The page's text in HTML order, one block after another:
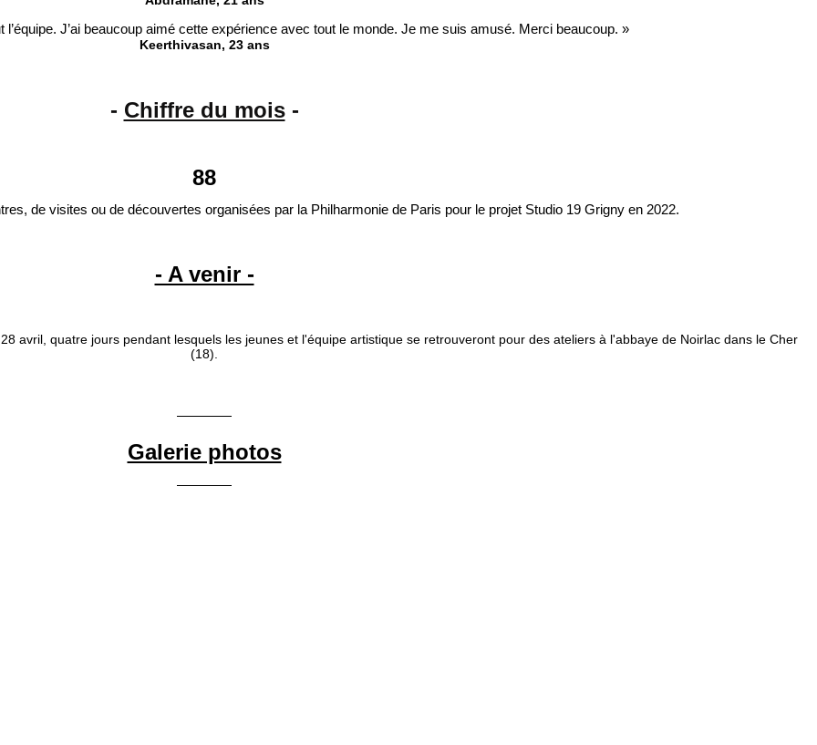
l’équipe. J’ai beaucoup aimé cette expérience avec tout le monde. Je me suis amusé. Merci beaucoup. »
Keerthivasan, 23 ans
- Chiffre du mois -
88
de visites ou de découvertes organisées par la Philharmonie de Paris pour le projet Studio 19 Grigny en 2022.
- A venir -
avril, quatre jours pendant lesquels les jeunes et l'équipe artistique se retrouveront pour des ateliers à l'abbaye de Noirlac dans le Cher
(18).
Galerie photos